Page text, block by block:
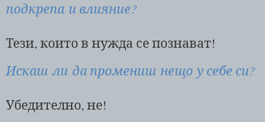
подкрепа и влияние?
Тези, които в нужда се познават!
Искаш ли да промениш нещо у себе си?
Убедително, не!